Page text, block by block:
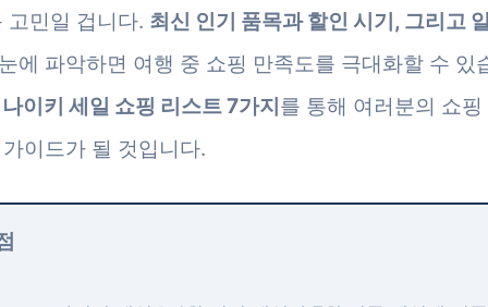
고민일 겁니다. 최신 인기 품목과 할인 시기, 그리고
에 파악하면 여행 중 쇼핑 만족도를 극대화할 수 있
이키 세일 쇼핑 리스트 7가지를 통해 여러분의 쇼
이드가 될 것입니다.